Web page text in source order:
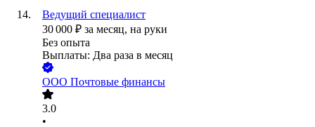
Ведущий специалист
30 000 ₽ за месяц, на руки
Без опыта
Выплаты: Два раза в месяц
ООО Почтовые финансы
3.0
•